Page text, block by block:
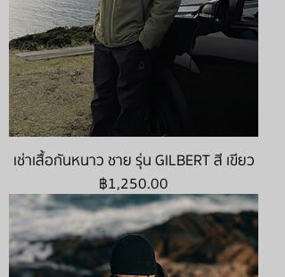
เช่าเสื้อกันหนาว ชาย รุ่น GILBERT สี เขียว
ราคา
฿1,250.00